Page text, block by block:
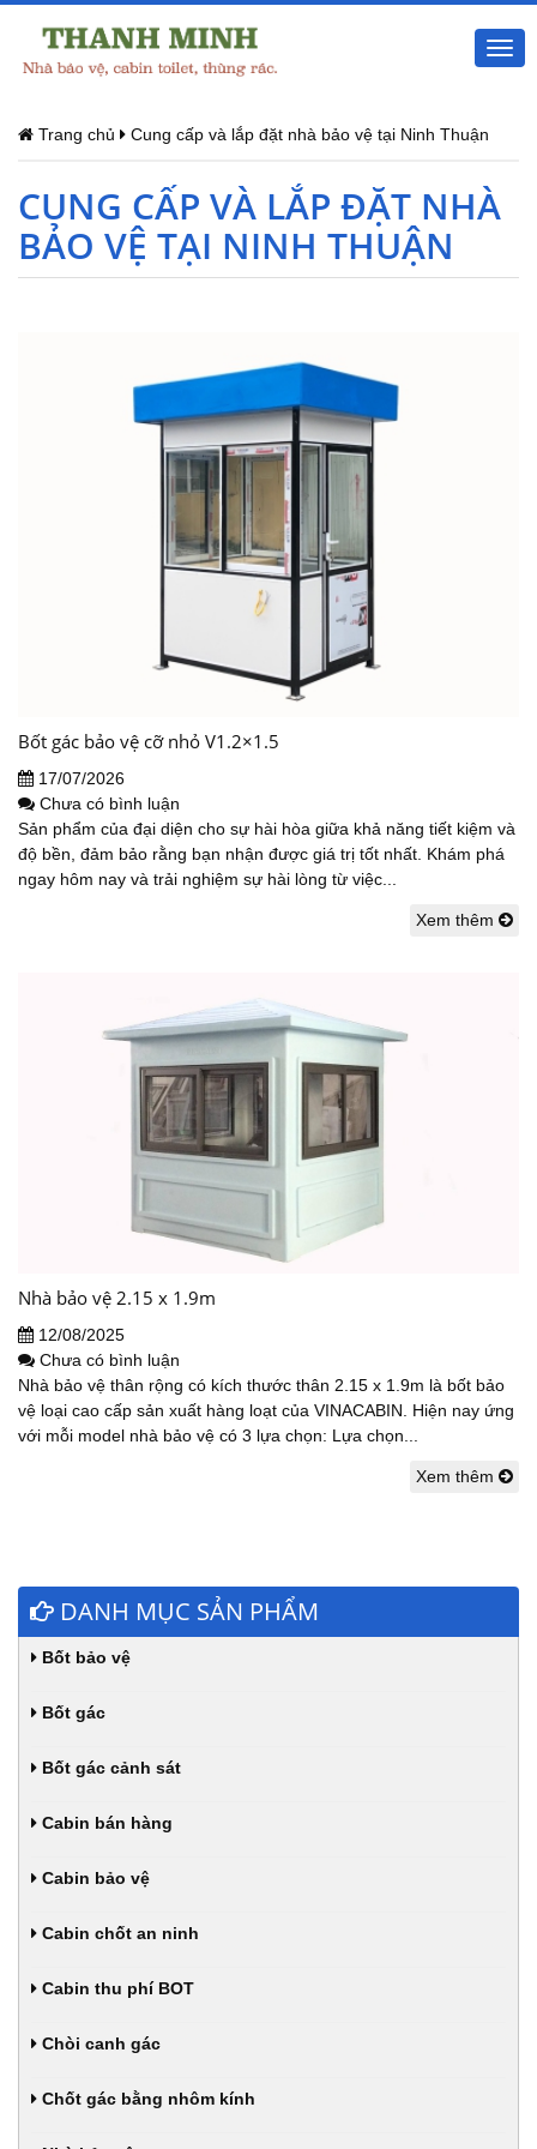
Trang chủ Cung cấp và lắp đặt nhà bảo vệ tại Ninh Thuận
CUNG CẤP VÀ LẮP ĐẶT NHÀ
BẢO VỆ TẠI NINH THUẬN
Bốt gác bảo vệ cỡ nhỏ V1.2×1.5
17/07/2026
Chưa có bình luận
Sản phẩm của đại diện cho sự hài hòa giữa khả năng tiết kiệm và
độ bền, đảm bảo rằng bạn nhận được giá trị tốt nhất. Khám phá
ngay hôm nay và trải nghiệm sự hài lòng từ việc...
Xem thêm
Nhà bảo vệ 2.15 x 1.9m
12/08/2025
Chưa có bình luận
Nhà bảo vệ thân rộng có kích thước thân 2.15 x 1.9m là bốt bảo
vệ loại cao cấp sản xuất hàng loạt của VINACABIN. Hiện nay ứng
với mỗi model nhà bảo vệ có 3 lựa chọn: Lựa chọn...
Xem thêm
DANH MỤC SẢN PHẨM
Bốt bảo vệ
Bốt gác
Bốt gác cảnh sát
Cabin bán hàng
Cabin bảo vệ
Cabin chốt an ninh
Cabin thu phí BOT
Chòi canh gác
Chốt gác bằng nhôm kính